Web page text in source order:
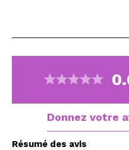
Donnez votre
Résumé des avis